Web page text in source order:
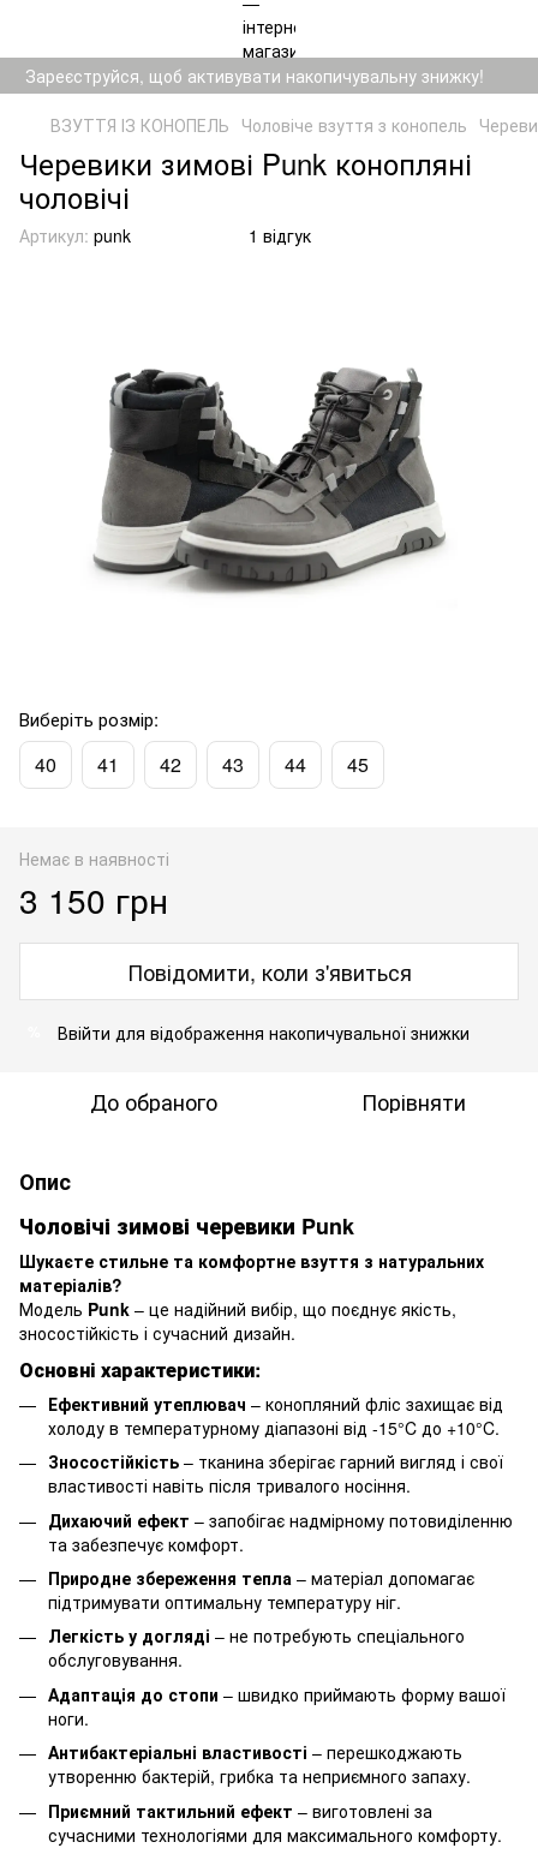
Зареєструйся, щоб активувати накопичувальну знижку!
ВЗУТТЯ ІЗ КОНОПЕЛЬ Чоловіче взуття з конопель
Черевики зимові Punk конопляні
чоловічі
Артикул: punk 1 відгук
Виберіть розмір:
40 41 42 43 44 45
Немає в наявності
3 150 грн
Повідомити, коли з'явиться
Ввійти для відображення накопичувальної знижки
До обраного Порівняти
Опис
Чоловічі зимові черевики Punk
Шукаєте стильне та комфортне взуття з натуральних
матеріалів?
Модель Punk – це надійний вибір, що поєднує якість,
зносостійкість і сучасний дизайн.
Основні характеристики:
Ефективний утеплювач – конопляний фліс захищає від
холоду в температурному діапазоні від -15°C до +10°C.
Зносостійкість – тканина зберігає гарний вигляд і свої
властивості навіть після тривалого носіння.
Дихаючий ефект – запобігає надмірному потовиділенню
та забезпечує комфорт.
Природне збереження тепла – матеріал допомагає
підтримувати оптимальну температуру ніг.
Легкість у догляді – не потребують спеціального
обслуговування.
Адаптація до стопи – швидко приймають форму вашої
ноги.
Антибактеріальні властивості – перешкоджають
утворенню бактерій, грибка та неприємного запаху.
Приємний тактильний ефект – виготовлені за
сучасними технологіями для максимального комфорту.